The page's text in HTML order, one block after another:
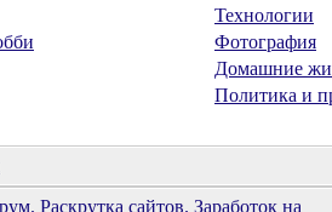
Технологии
Фотография
Домашние
Политика и
Раскрутка сайтов. Заработок на